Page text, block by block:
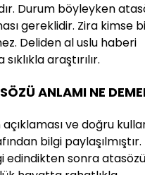
Durum böyleyken
gereklidir. Zira kimse
Deliden al uslu haberi
araştırılır.
ANLAMI NE
ve doğru
bilgi paylaşılmıştır.
edindikten sonra